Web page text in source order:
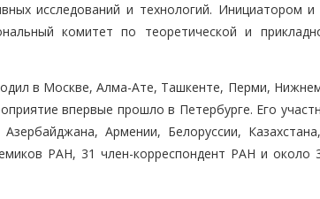
исследований и технологий. Инициатором
комитет по теоретической и
в Москве, Алма-Ате, Ташкенте, Перми,
впервые прошло в Петербурге. Его
Армении, Белоруссии,
РАН, 31 член-корреспондент РАН и около